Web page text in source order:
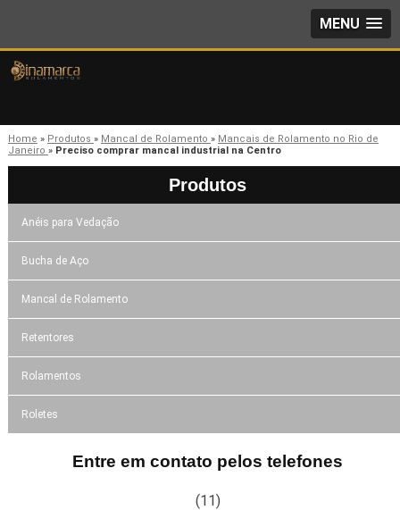
MENU
Home » Produtos » Mancal de Rolamento » Mancais de Rolamento no Rio de
Janeiro » Preciso comprar mancal industrial na Centro
Produtos
Anéis para Vedação
Bucha de Aço
Mancal de Rolamento
Retentores
Rolamentos
Roletes
Entre em contato pelos telefones
(11)